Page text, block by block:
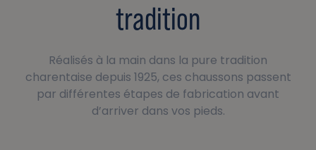
tradition
Réalisés à la main dans la pure tradition
charentaise depuis 1925, ces chaussons passent
par différentes étapes de fabrication avant
d’arriver dans vos pieds.